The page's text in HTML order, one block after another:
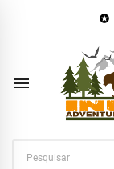

Wishlist name